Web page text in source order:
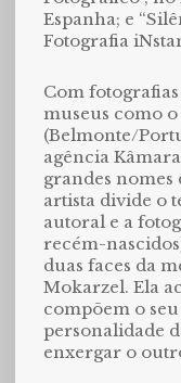
Espanha; e
Fotografia
Com
museus como o
(Belmonte/
agência
grandes nomes
artista divide o
autoral e a
recém-
duas faces da
Mokarzel. Ela
compõem o
personalidade
enxergar o